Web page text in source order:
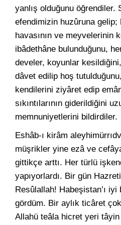
yanlış olduğunu öğrendiler.
efendimizin huzûruna gelip;
havasının ve meyvelerinin
ibâdethâne bulunduğunu,
develer, koyunlar
dâvet edilip hoş
kendilerini ziyâret edip
sıkıntılarının giderildiğini
memnuniyetlerini bildirdiler.
Eshâb-ı kirâm
müşrikler yine ezâ ve
gittikçe arttı. Her türlü
yapıyorlardı. Bir gün
Resûlallah! Habeşistan’ı
gördüm. Bir aylık ticâret
Allahü teâla hicret yeri